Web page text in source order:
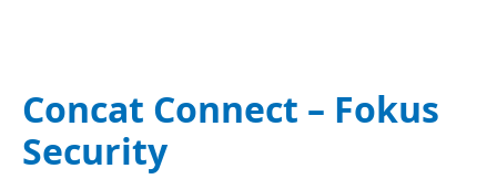
Concat Connect – Fokus
Security